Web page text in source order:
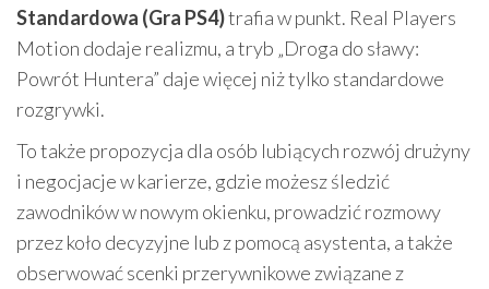
Standardowa (Gra PS4)trafia w punkt. Real Players
Motion dodaje realizmu, a tryb „Droga do sławy:
Powrót Huntera” daje więcej niż tylko standardowe
rozgrywki.
To także propozycja dla osób lubiących rozwój drużyny
i negocjacje w karierze, gdzie możesz śledzić
zawodników w nowym okienku, prowadzić rozmowy
przez koło decyzyjne lub z pomocą asystenta, a także
obserwować scenki przerywnikowe związane z